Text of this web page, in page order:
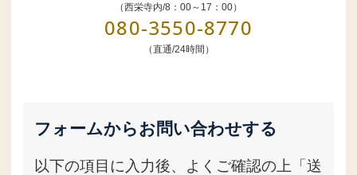
（西栄寺内/8：00～17：00）
080-3550-8770
（直通/24時間）
フォームからお問い合わせする
以下の項目に入力後、よくご確認の上「送